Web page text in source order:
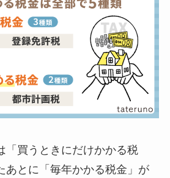
「買うときにだけかかる税
あとに「毎年かかる税金」が